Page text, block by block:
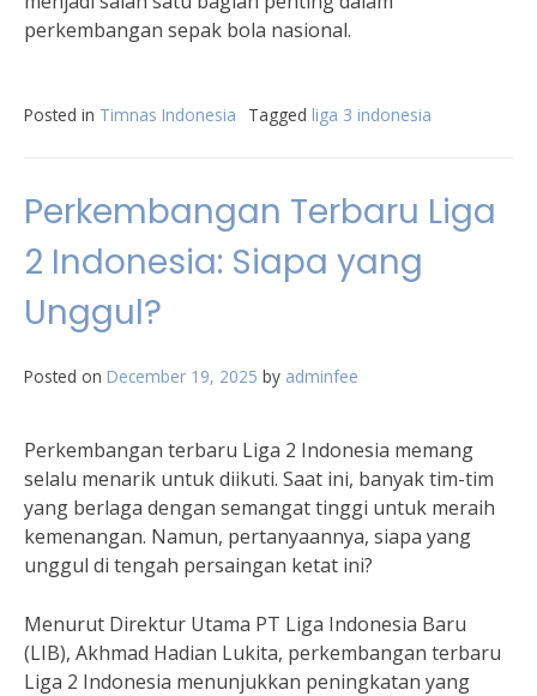
perkembangan sepak bola nasional.
Posted in Timnas Indonesia Tagged liga 3 indonesia
Perkembangan Terbaru Liga
2 Indonesia: Siapa yang
Unggul?
Posted on December 19, 2025 by adminfee
Perkembangan terbaru Liga 2 Indonesia memang
selalu menarik untuk diikuti. Saat ini, banyak tim-tim
yang berlaga dengan semangat tinggi untuk meraih
kemenangan. Namun, pertanyaannya, siapa yang
unggul di tengah persaingan ketat ini?
Menurut Direktur Utama PT Liga Indonesia Baru
(LIB), Akhmad Hadian Lukita, perkembangan terbaru
Liga 2 Indonesia menunjukkan peningkatan yang